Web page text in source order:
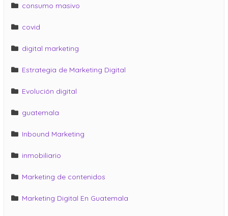
consumo masivo
covid
digital marketing
Estrategia de Marketing Digital
Evolución digital
guatemala
Inbound Marketing
inmobiliario
Marketing de contenidos
Marketing Digital En Guatemala